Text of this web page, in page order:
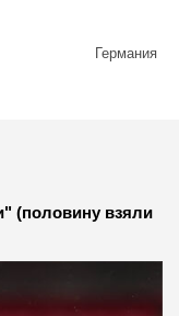
Германия
(половину взяли